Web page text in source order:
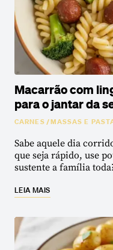
Macarrão com
para o jantar da
CARNES/MASSAS E
Sabe aquele dia
que seja rápido, use
sustente a família
LEIA MAIS